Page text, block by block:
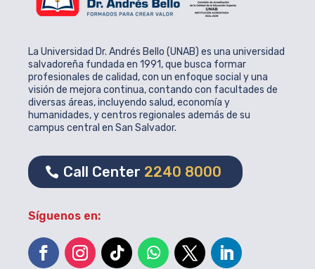
La Universidad Dr. Andrés Bello (UNAB) es una universidad
salvadoreña fundada en 1991, que busca formar
profesionales de calidad, con un enfoque social y una
visión de mejora continua, contando con facultades de
diversas áreas, incluyendo salud, economía y
humanidades, y centros regionales además de su
campus central en San Salvador.
Call Center 2240 8000
Síguenos en: